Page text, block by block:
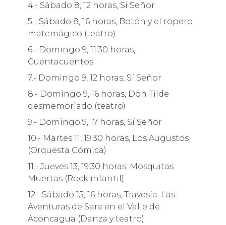
4.- Sábado 8, 12 horas, Sí Señor
5.- Sábado 8, 16 horas, Botón y el ropero
matemágico (teatro)
6.- Domingo 9, 11:30 horas,
Cuentacuentos
7.- Domingo 9, 12 horas, Sí Señor
8.- Domingo 9, 16 horas, Don Tilde
desmemoriado (teatro)
9.- Domingo 9, 17 horas, Sí Señor
10.- Martes 11, 19:30 horas, Los Augustos
(Orquesta Cómica)
11.- Jueves 13, 19:30 horas, Mosquitas
Muertas (Rock infantil)
12.- Sábado 15, 16 horas, Travesía. Las
Aventuras de Sara en el Valle de
Aconcagua (Danza y teatro)